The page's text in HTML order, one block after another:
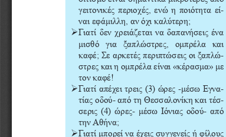
γειτονικές περιοχές, ενώ η ποιότητα εί-
ναι εφάμιλλη, αν όχι καλύτερη;
Ø Γιατί δεν χρειάζεται να δαπανήσεις ένα
μισθό  για  ξαπλώστρες,  ομπρέλα  και
καφέ; Σε αρκετές περιπτώσεις οι ξαπλώ-
στρες και η ομπρέλα είναι «κέρασμα» με
τον καφέ!
Ø Γιατί απέχει τρεις (3) ώρες -μέσω Εγνα-
τίας οδού- από τη Θεσσαλονίκη και τέσ-
σερις (4) ώρες- μέσω Ιόνιας οδού- από
την Αθήνα;
Ø Γιατί μπορεί να έχεις συγγενείς ή φίλους